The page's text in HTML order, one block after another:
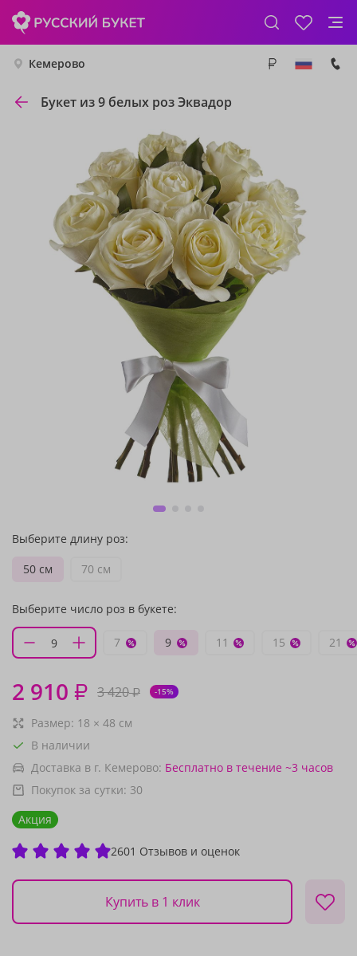
Кемерово
Букет из 9 белых роз Эквадор
Выберите длину роз:
50 см
70 см
Выберите число роз в букете:
7 9 11 15 21
2 910 ₽ 3 420₽ -15%
Размер: 18 × 48 см
В наличии
Доставка в г. Кемерово: Бесплатно в течение ~3 часов
Покупок за сутки: 30
Акция
2601 Отзывов и оценок
Купить в 1 клик